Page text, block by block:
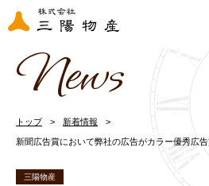
News
トップ 新着情報
新聞広告賞において弊社の広告がカラー優秀広告
三陽物産